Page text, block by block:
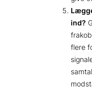
ind?
flere